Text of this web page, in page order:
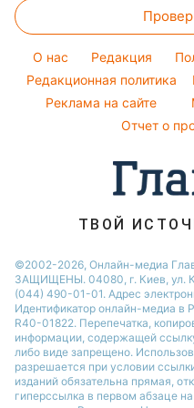
Настя Каменских
Виталий Козловский
Потап
Советы от Андре Тана
Новости Днепра
Новости Полтавы
Новости Сум
Новости Тернополя
Новости Черкассы
Новости Одессы
Тесты по картинке
Оптические иллюзии
Народные приметы
Все о шоу-бизнесе
O нас Редакция
Редакционная политика
Реклама на сайте
Отчет о
ТВОЙ
©2002-2026, Онлайн-медиа
ЗАЩИЩЕНЫ. 04080, г. Киев, ул.
(044) 490-01-01. Адрес
Идентификатор онлайн-медиа в
R40-01822. Перепечатка,
информации, содержащей
либо виде запрещено.
разрешается при условии
изданий обязательна прямая,
гиперссылка в первом абзаце